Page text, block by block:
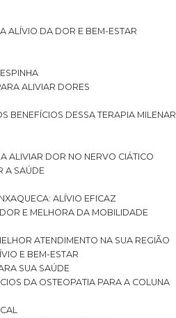
ALÍVIO DA DOR E BEM-ESTAR
ALIVIAR DORES
BENEFÍCIOS DESSA TERAPIA MILENAR
ALIVIAR DOR NO NERVO CIÁTICO
A SAÚDE
ALÍVIO EFICAZ
E MELHORA DA MOBILIDADE
ATENDIMENTO NA SUA REGIÃO
E BEM-ESTAR
SUA SAÚDE
DA OSTEOPATIA PARA A COLUNA